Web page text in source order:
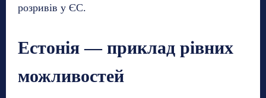
розривів у ЄС.
Естонія — приклад рівних
можливостей